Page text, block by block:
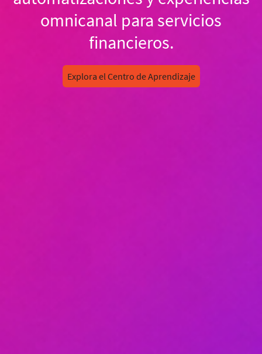
omnicanal para servicios
financieros.
Explora el Centro de Aprendizaje